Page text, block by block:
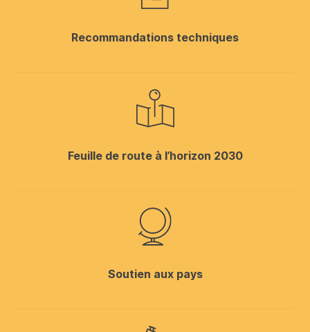
Recommandations techniques
Feuille de route à l’horizon 2030
Soutien aux pays